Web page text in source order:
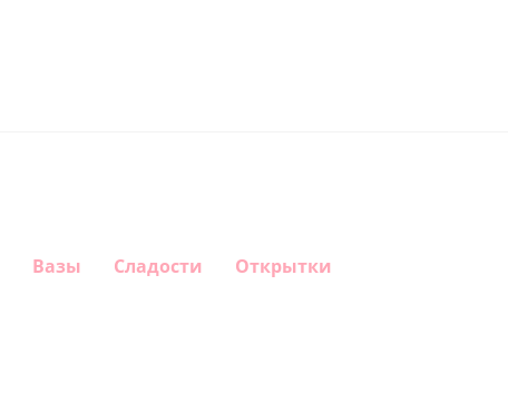
Вазы Сладости Открытки